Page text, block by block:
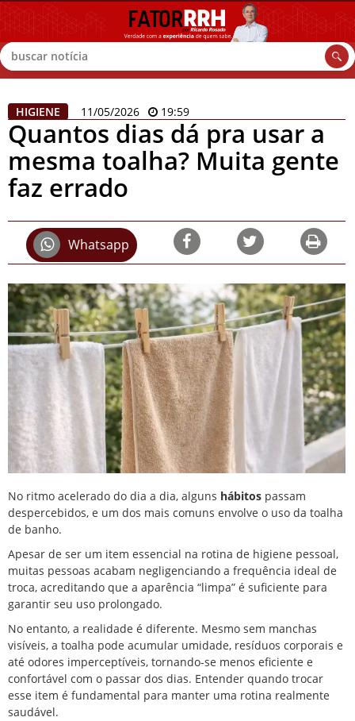
Buscar
HIGIENE 11/05/2026 19:59
Quantos dias dá pra usar a
mesma toalha? Muita gente
faz errado
Whatsapp
No ritmo acelerado do dia a dia, alguns hábitos passam
despercebidos, e um dos mais comuns envolve o uso da toalha
de banho.
Apesar de ser um item essencial na rotina de higiene pessoal,
muitas pessoas acabam negligenciando a frequência ideal de
troca, acreditando que a aparência “limpa” é suficiente para
garantir seu uso prolongado.
No entanto, a realidade é diferente. Mesmo sem manchas
visíveis, a toalha pode acumular umidade, resíduos corporais e
até odores imperceptíveis, tornando-se menos eficiente e
confortável com o passar dos dias. Entender quando trocar
esse item é fundamental para manter uma rotina realmente
saudável.